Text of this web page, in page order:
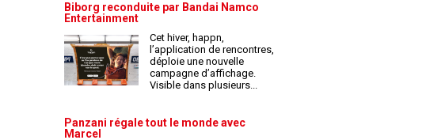
Biborg reconduite par Bandai Namco
Entertainment
Cet hiver, happn,
l’application de rencontres,
déploie une nouvelle
campagne d’affichage.
Visible dans plusieurs...
Panzani régale tout le monde avec
Marcel